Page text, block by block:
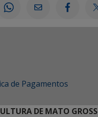
de Pagamentos
DE MATO